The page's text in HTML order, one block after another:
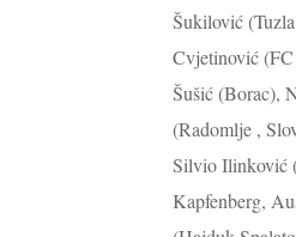
Šukilović
Cvjetinović
Šušić (Borac),
(Radomlje ,
Silvio Ilinković
Kapfenberg,